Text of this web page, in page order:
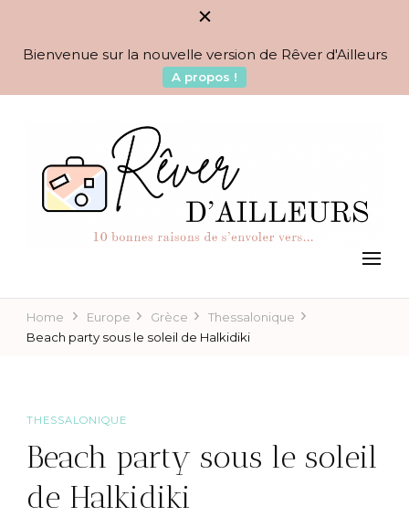
Bienvenue sur la nouvelle version de Rêver d'Ailleurs
A propos !
Rêver d'Ailleurs – 10
raisons de s'envoler vers…
BLOG VOYAGES DEPUIS 2010
Home Europe Grèce
Thessalonique
Beach party sous le soleil de Halkidiki
THESSALONIQUE
Beach party sous le soleil
de Halkidiki